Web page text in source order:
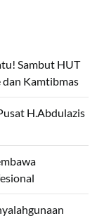
Sambut HUT
dan Kamtibmas
H.Abdulazis